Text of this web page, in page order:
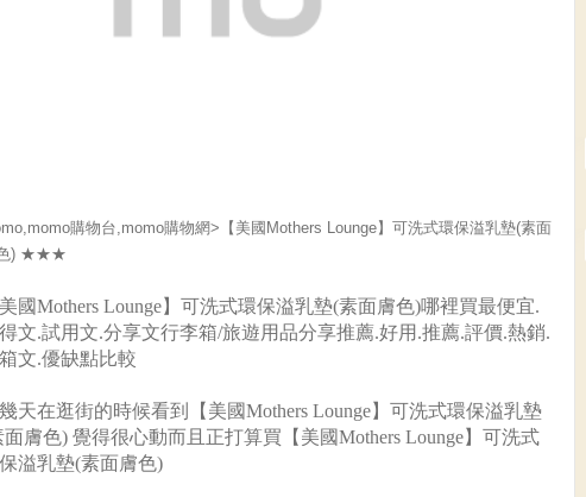
購物台,momo購物網>【美國Mothers Lounge】可洗式環保溢乳墊(素面
) ★★★
國Mothers Lounge】可洗式環保溢乳墊(素面膚色)哪裡買最便宜.
文.試用文.分享文行李箱/旅遊用品分享推薦.好用.推薦.評價.熱銷.
文.優缺點比較
天在逛街的時候看到【美國Mothers Lounge】可洗式環保溢乳墊
面膚色) 覺得很心動而且正打算買【美國Mothers Lounge】可洗式
溢乳墊(素面膚色)